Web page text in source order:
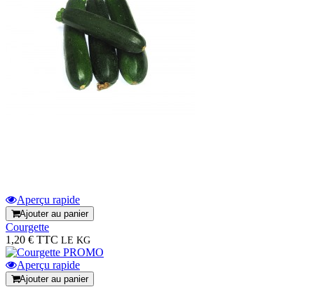
Aperçu rapide
Ajouter au panier
Courgette
1,20 € TTC LE KG
Aperçu rapide
Ajouter au panier